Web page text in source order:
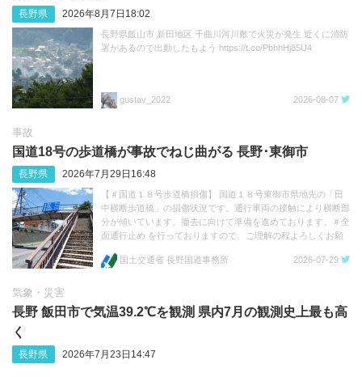
長野県 2026年8月7日18:02
長野県飯山市 新田地区 千曲川河川敷で火災が発生 近くに消防
署があるので出動したもよう https://t.co/PbhhHj85U4
gustav_2022 2026-08-07
事故
国道18号の歩道橋が事故でねじ曲がる 長野･‬東御市
長野県 2026年7月29日16:48
【＃国道１８号歩道橋損傷】 国道１８号東御市県地先の「田
中横断歩道橋」の損傷状況です。通行車両の接触により横断部
分が傾いています。撤去に向けて準備を進めております。＃全
面通行止め を行っておりますので、ご理解の程よろしくお願
国土交通省 長野国道事務所
2026-07-29
気象・災害
長野 飯田市で気温39.2℃を観測 県内7月の観測史上最も高
く
長野県 2026年7月23日14:47